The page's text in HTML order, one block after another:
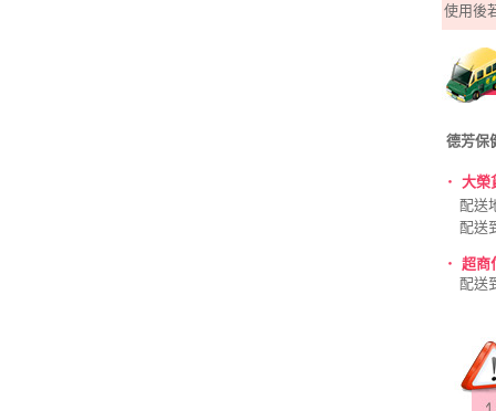
使用後
德芳保
‧ 大榮
配送
配送
‧ 超商
配送